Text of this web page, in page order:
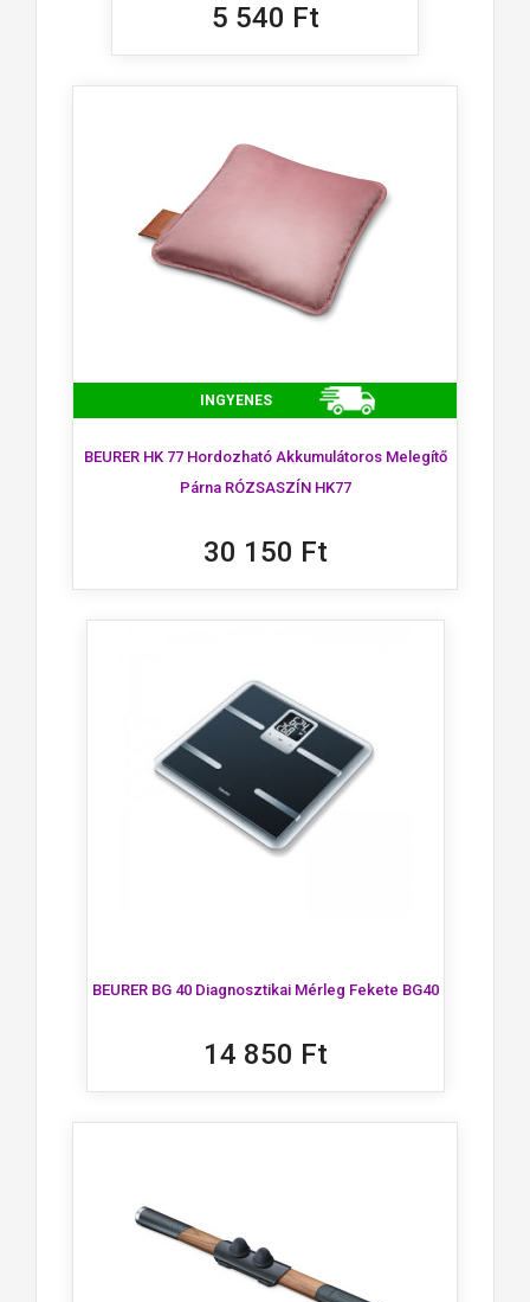
5 540 Ft
INGYENES
BEURER HK 77 Hordozható Akkumulátoros Melegítő
Párna RÓZSASZÍN HK77
30 150 Ft
BEURER BG 40 Diagnosztikai Mérleg Fekete BG40
14 850 Ft